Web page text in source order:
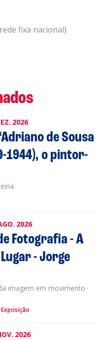
fixa nacional)
2026
de Sousa
1944), o pintor-
2026
Fotografia - A
- Jorge
imagem em movimento ·
Exposição
2026